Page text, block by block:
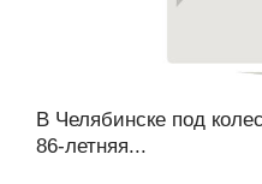
В Челябинске под
86-летняя...